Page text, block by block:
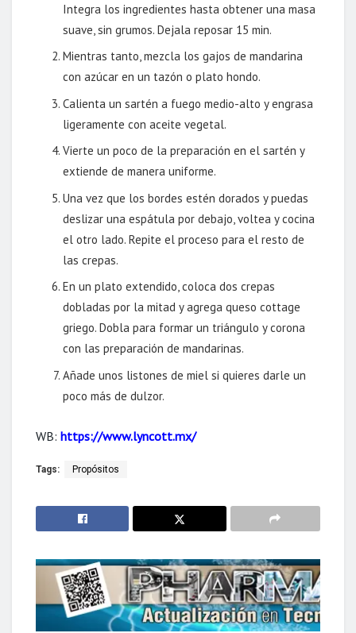
Integra los ingredientes hasta obtener una masa
suave, sin grumos. Dejala reposar 15 min.
Mientras tanto, mezcla los gajos de mandarina
con azúcar en un tazón o plato hondo.
Calienta un sartén a fuego medio-alto y engrasa
ligeramente con aceite vegetal.
Vierte un poco de la preparación en el sartén y
extiende de manera uniforme.
Una vez que los bordes estén dorados y puedas
deslizar una espátula por debajo, voltea y cocina
el otro lado. Repite el proceso para el resto de
las crepas.
En un plato extendido, coloca dos crepas
dobladas por la mitad y agrega queso cottage
griego. Dobla para formar un triángulo y corona
con las preparación de mandarinas.
Añade unos listones de miel si quieres darle un
poco más de dulzor.
WB: https://www.lyncott.mx/
Tags: Propósitos